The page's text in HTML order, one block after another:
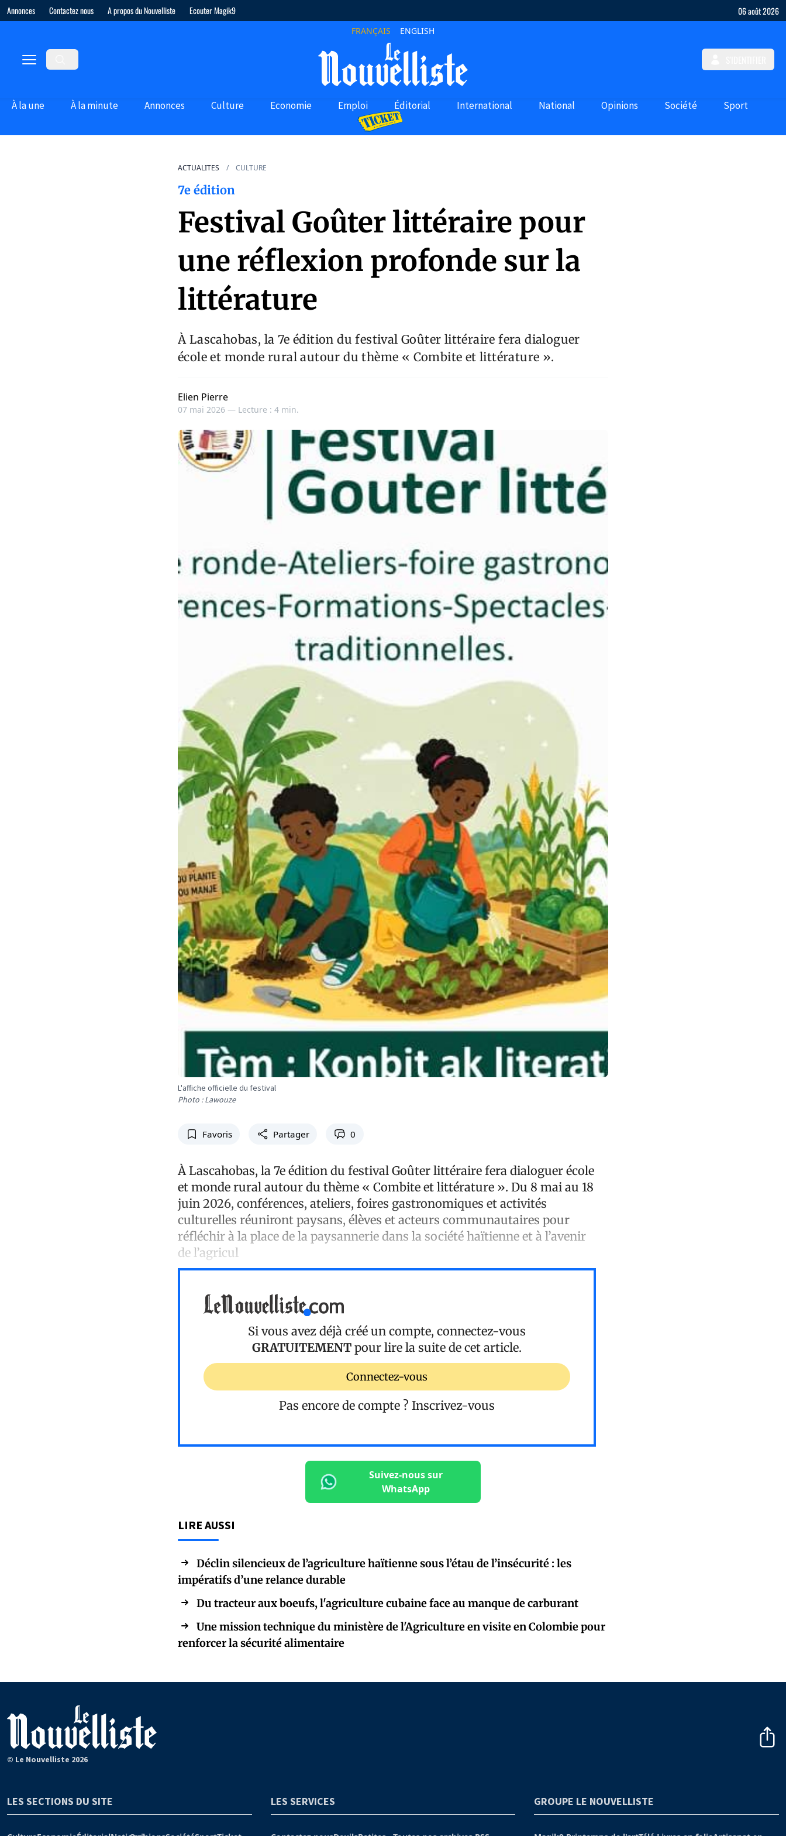
Annonces Contactez nous A propos du Nouvelliste Ecouter Magik9 06 août 2026
FRANÇAIS ENGLISH
À la une À la minute Annonces Culture Economie Emploi Éditorial International National Opinions Société Sport
ACTUALITES CULTURE
7e édition
Festival Goûter littéraire pour
une réflexion profonde sur la
littérature
À Lascahobas, la 7e édition du festival Goûter littéraire fera dialoguer
école et monde rural autour du thème « Combite et littérature ».
Elien Pierre
07 mai 2026 — Lecture : 4 min.
L'affiche officielle du festival
Photo : Lawouze
Favoris Partager 0
À Lascahobas, la 7e édition du festival Goûter littéraire fera dialoguer école
et monde rural autour du thème « Combite et littérature ». Du 8 mai au 18
juin 2026, conférences, ateliers, foires gastronomiques et activités
culturelles réuniront paysans, élèves et acteurs communautaires pour
réfléchir à la place de la paysannerie dans la société haïtienne et à l’avenir
de l’agricul
Si vous avez déjà créé un compte, connectez-vous
GRATUITEMENT pour lire la suite de cet article.
Connectez-vous
Pas encore de compte ? Inscrivez-vous
Suivez-nous sur
WhatsApp
LIRE AUSSI
Déclin silencieux de l’agriculture haïtienne sous l’étau de l’insécurité : les
impératifs d’une relance durable
Du tracteur aux boeufs, l'agriculture cubaine face au manque de carburant
Une mission technique du ministère de l'Agriculture en visite en Colombie pour
renforcer la sécurité alimentaire
© Le Nouvelliste 2026
LES SECTIONS DU SITE LES SERVICES GROUPE LE NOUVELLISTE